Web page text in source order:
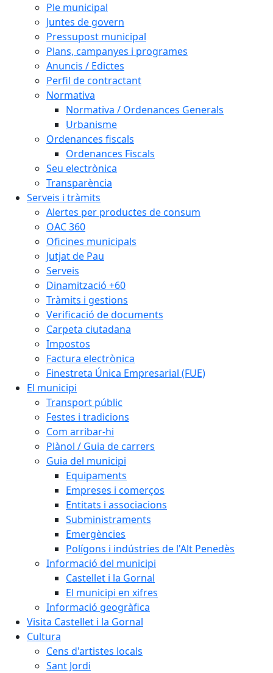
Ple municipal
Juntes de govern
Pressupost municipal
Plans, campanyes i programes
Anuncis / Edictes
Perfil de contractant
Normativa
Normativa / Ordenances Generals
Urbanisme
Ordenances fiscals
Ordenances Fiscals
Seu electrònica
Transparència
Serveis i tràmits
Alertes per productes de consum
OAC 360
Oficines municipals
Jutjat de Pau
Serveis
Dinamització +60
Tràmits i gestions
Verificació de documents
Carpeta ciutadana
Impostos
Factura electrònica
Finestreta Única Empresarial (FUE)
El municipi
Transport públic
Festes i tradicions
Com arribar-hi
Plànol / Guia de carrers
Guia del municipi
Equipaments
Empreses i comerços
Entitats i associacions
Subministraments
Emergències
Polígons i indústries de l'Alt Penedès
Informació del municipi
Castellet i la Gornal
El municipi en xifres
Informació geogràfica
Visita Castellet i la Gornal
Cultura
Cens d'artistes locals
Sant Jordi